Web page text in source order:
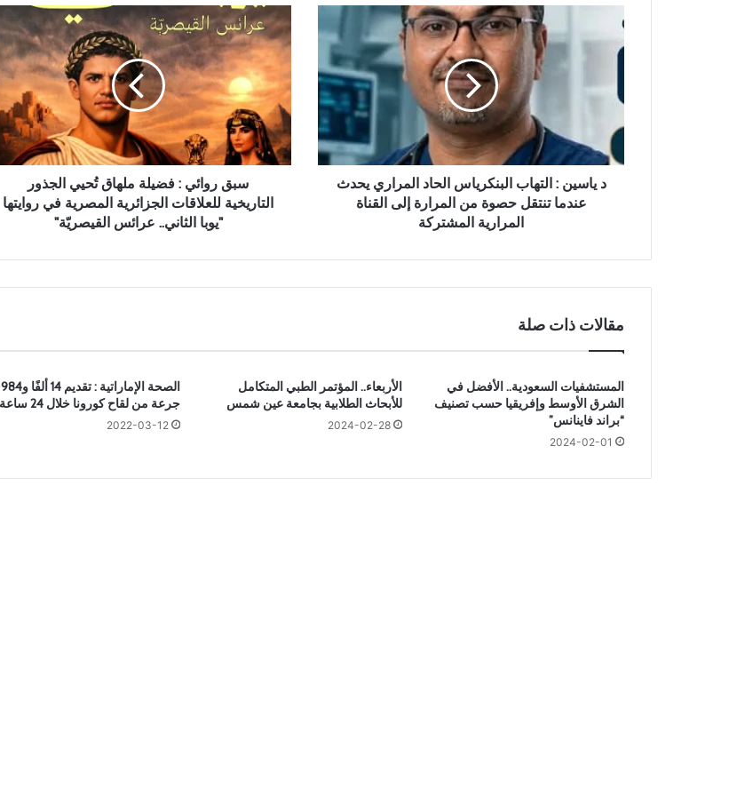
ي
ا
ن
:
ل
ا
ك
ر
س
ل
ا
د ياسين : التهاب البنكرياس الحاد المراري يحدث
عندما تنتقل حصوة من المرارة إلى القناة
المرارية المشتركة
ب
ق
ر
و
ي
:
ة
ق
ح
ي
ج
سبق روائي : فضيلة ملهاق تُحيي الجذور
التاريخية للعلاقات الجزائرية المصرية في روايتها
"يوبا الثاني.. عرائس القيصريّة"
مقالات ذات صلة
المستشفيات السعودية.. الأفضل في
الشرق الأوسط وإفريقيا حسب تصنيف
“براند فاينانس”
2024-02-01
الأربعاء.. المؤتمر الطبي المتكامل
للأبحاث الطلابية بجامعة عين شمس
2024-02-28
الصحة الإماراتية : تقديم 14 ألفًا و984
جرعة من لقاح كورونا خلال 24 ساعة
2022-03-12